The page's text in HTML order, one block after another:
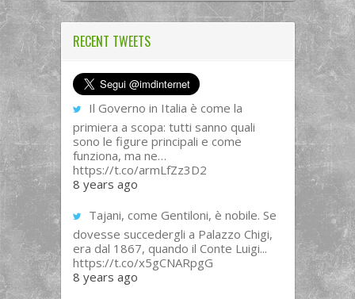
RECENT TWEETS
Il Governo in Italia è come la
primiera a scopa: tutti sanno quali
sono le figure principali e come
funziona, ma ne…
https://t.co/armLfZz3D2
8 years ago
Tajani, come Gentiloni, è nobile. Se
dovesse succedergli a Palazzo Chigi,
era dal 1867, quando il Conte Luigi...
https://t.co/x5gCNARpgG
8 years ago